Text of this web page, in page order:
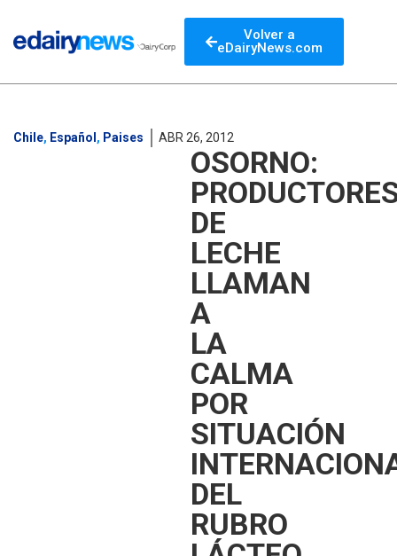
Volver a
eDairyNews.com
Chile, Español , Paises ABR 26, 2012
OSORNO:
DE
LECHE
LLAMAN
A
LA
CALMA
POR
SITUACIÓN
DEL
RUBRO